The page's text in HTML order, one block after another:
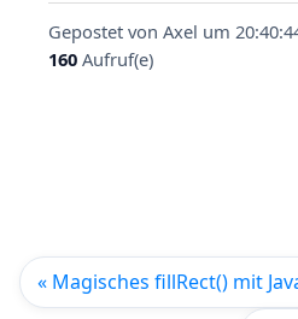
Gepostet von Axel um
160 Aufruf(e)
« Magisches fillRect() mit